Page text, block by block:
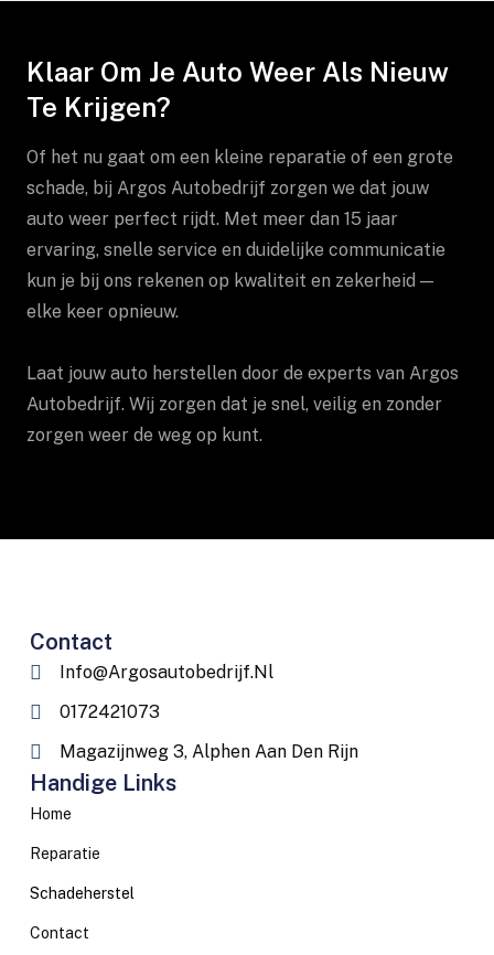
Klaar Om Je Auto Weer Als Nieuw
Te Krijgen?
Of het nu gaat om een kleine reparatie of een grote
schade, bij Argos Autobedrijf zorgen we dat jouw
auto weer perfect rijdt. Met meer dan 15 jaar
ervaring, snelle service en duidelijke communicatie
kun je bij ons rekenen op kwaliteit en zekerheid —
elke keer opnieuw.
Laat jouw auto herstellen door de experts van Argos
Autobedrijf. Wij zorgen dat je snel, veilig en zonder
zorgen weer de weg op kunt.
Handige Links
Home
Reparatie
Schadeherstel
Contact
Contact
Info@argosautobedrijf.nl
0172421073
Magazijnweg 3, Alphen Aan Den Rijn